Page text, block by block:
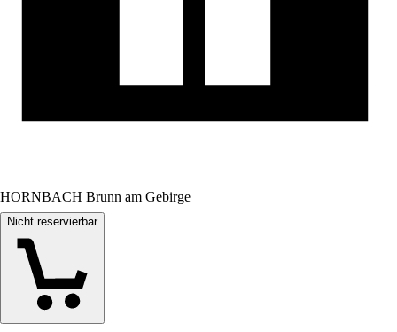
HORNBACH Brunn am Gebirge
Nicht reservierbar